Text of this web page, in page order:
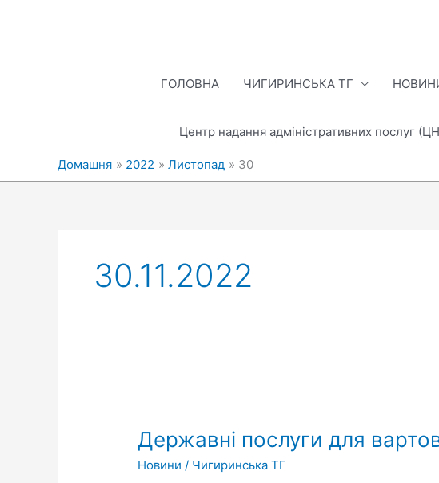
ГОЛОВНА ЧИГИРИНСЬКА ТГ
Центр надання адміністративних послуг
Домашня 2022 Листопад 30
30.11.2022
Державні послуги для
Новини / Чигиринська ТГ
для
вартових
інформаційної